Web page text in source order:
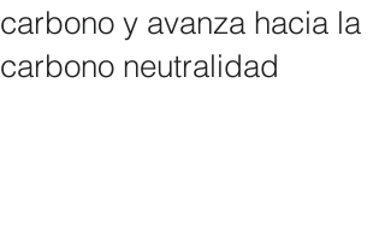
carbono y avanza hacia la
carbono neutralidad